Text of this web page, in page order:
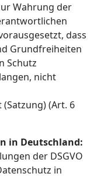
Wahrung der
dass
Grundfreiheiten
Schutz
nicht
(Art. 6
in Deutschland:
der DSGVO
in